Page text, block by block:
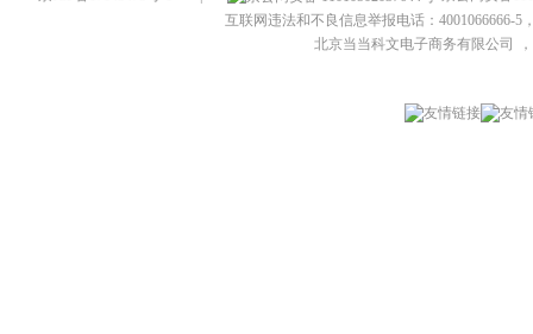
互联网违法和不良信息举报电话：4001066666-5
北京当当科文电子商务有限公司